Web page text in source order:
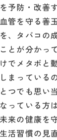
予防・改善
管を守る善
、タバコの
とが分かっ
でメタボと
まっている
つでも思い
っている方
来の健康を
活習慣の見